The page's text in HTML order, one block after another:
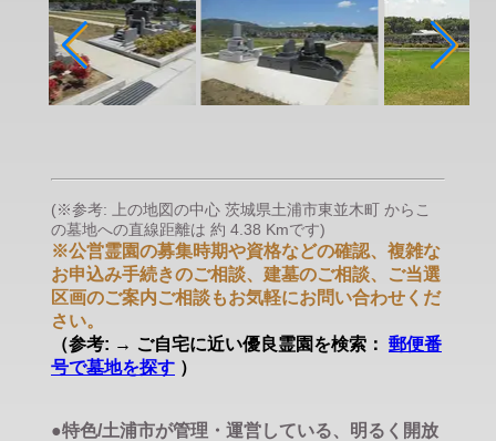
(※参考: 上の地図の中心 茨城県土浦市東並木町 からこ
の墓地への直線距離は 約 4.38 Kmです)
※公営霊園の募集時期や資格などの確認、複雑な
お申込み手続きのご相談、建墓のご相談、ご当選
区画のご案内ご相談もお気軽にお問い合わせくだ
さい。
（参考: → ご自宅に近い優良霊園を検索： 郵便番
号で墓地を探す ）
●特色/土浦市が管理・運営している、明るく開放